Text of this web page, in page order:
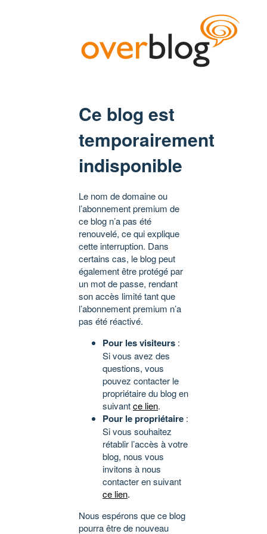
Ce blog est
temporairement
indisponible
Le nom de domaine ou
l’abonnement premium de
ce blog n’a pas été
renouvelé, ce qui explique
cette interruption. Dans
certains cas, le blog peut
également être protégé par
un mot de passe, rendant
son accès limité tant que
l’abonnement premium n’a
pas été réactivé.
Pour les visiteurs :
Si vous avez des
questions, vous
pouvez contacter le
propriétaire du blog en
suivantce lien.
Pour le propriétaire :
Si vous souhaitez
rétablir l’accès à votre
blog, nous vous
invitons à nous
contacter en suivant
ce lien.
Nous espérons que ce blog
pourra être de nouveau